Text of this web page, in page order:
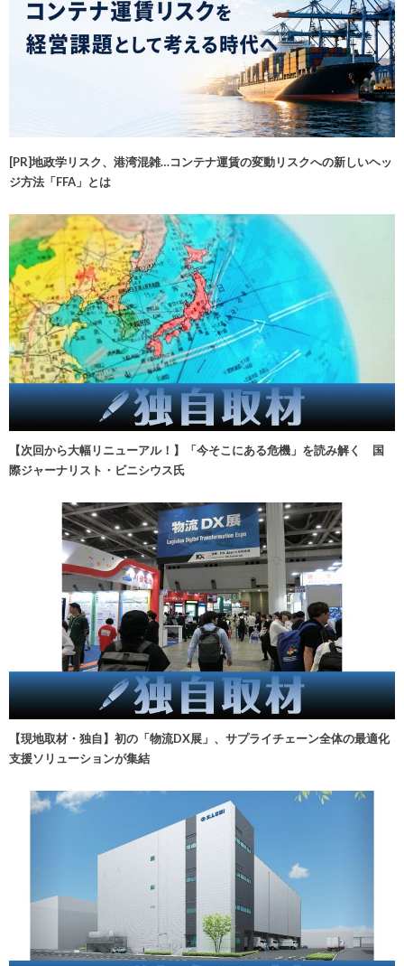
[PR]地政学リスク、港湾混雑…コンテナ運賃の変動リスクへの新しいヘッ
ジ方法「FFA」とは
【次回から大幅リニューアル！】「今そこにある危機」を読み解く 国
際ジャーナリスト・ビニシウス氏
【現地取材・独自】初の「物流DX展」、サプライチェーン全体の最適化
支援ソリューションが集結